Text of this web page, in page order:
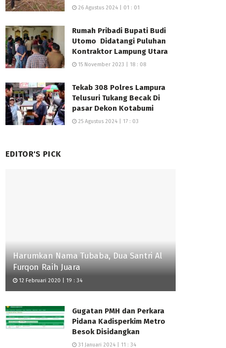
26 Agustus 2024 | 01 : 01
Rumah Pribadi Bupati Budi
Utomo Didatangi Puluhan
Kontraktor Lampung Utara
15 November 2023 | 18 : 08
Tekab 308 Polres Lampura
Telusuri Tukang Becak Di
pasar Dekon Kotabumi
25 Agustus 2024 | 17 : 03
EDITOR'S PICK
Harumkan Nama Tubaba, Dua Santri Al
Furqon Raih Juara
12 Februari 2020 | 19 : 34
Gugatan PMH dan Perkara
Pidana Kadisperkim Metro
Besok Disidangkan
31 Januari 2024 | 11 : 34